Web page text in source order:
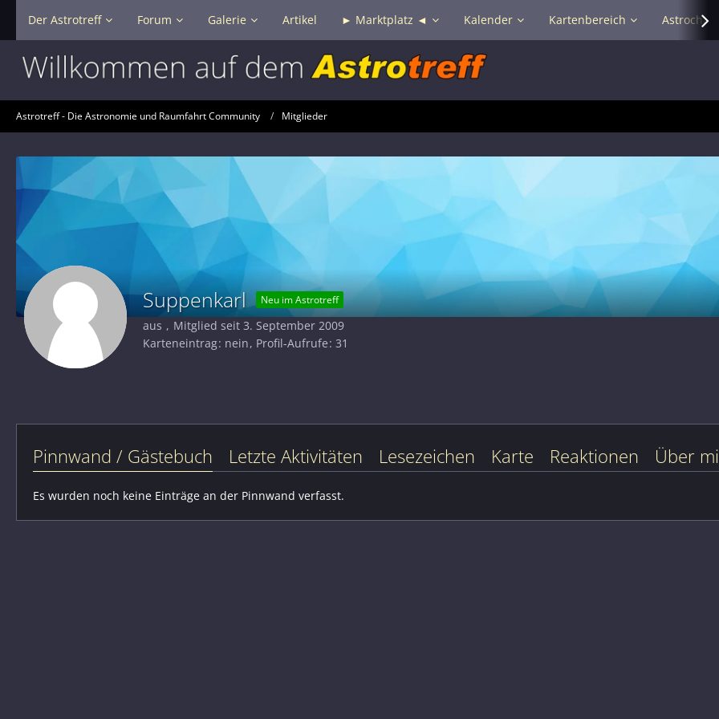
Der Astrotreff Forum Galerie Artikel ► Marktplatz ◄ Kalender Kartenbereich Astrochat
Astrotreff - Die Astronomie und Raumfahrt Community Mitglieder
Suppenkarl Neu im Astrotreff
aus
Mitglied seit 3. September 2009
Karteneintrag nein Profil-Aufrufe 31
Pinnwand / Gästebuch Letzte Aktivitäten Lesezeichen Karte Reaktionen Über
Es wurden noch keine Einträge an der Pinnwand verfasst.